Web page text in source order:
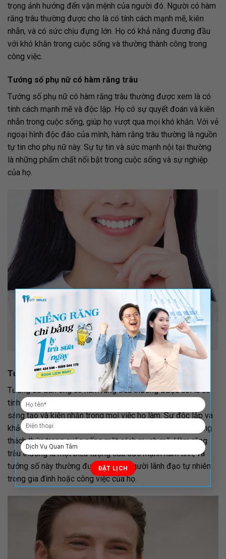
×
trọng ảnh hưởng đến vận mệnh của người đó. Người có hàm
răng trâu thường được cho là có tính cách mạnh mẽ, kiên
nhẫn, và có sức chịu đựng lớn. Họ có khả năng đương đầu
với khó khăn trong cuộc sống và thường thành công trong
công việc.
Tướng số phụ nữ có hàm răng trâu
Tướng số phụ nữ có hàm răng trâu thường được xem là có
tính cách mạnh mẽ và độc lập. Họ có sự quyết đoán và kiên
nhẫn trong cuộc sống, giúp họ vượt qua mọi khó khăn. Với vẻ
ngoại hình độc đáo của mình, hàm răng trâu thường là nguồn
tự tin cho phụ nữ này. Sự tự tin và sức mạnh nội tại thường
là những phẩm chất nổi bật trong cuộc sống và sự nghiệp
của họ.
Tướng số phụ nữ có hàm răng trâu thường được xem là có
tính cách mạnh mẽ và độc lập
Tướng số đàn ông có hàm răng trâu
Tướng số đàn ông có hàm răng trâu thường được coi là có
tính cách mạnh mẽ và quyết đoán. Họ thường thể hiện sự
sáng tạo và kiên nhẫn trong mọi việc họ làm. Sự độc lập và
khả năng tự quyết của họ có thể giúp họ đối mặt với những
thách thức trong cuộc sống một cách mạnh mẽ. Hàm răng
trâu thường là một biểu tượng của sức mạnh nam tính, và
tướng số này thường được xem là người lãnh đạo tự nhiên
trong gia đình hoặc công việc của họ.